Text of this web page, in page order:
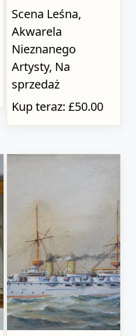
Scena Leśna,
Akwarela
Nieznanego
Artysty, Na
sprzedaż
Kup teraz: £50.00